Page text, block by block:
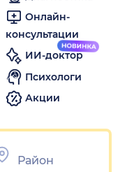
Онлайн-
консультации
ИИ-доктор
Психологи
Акции